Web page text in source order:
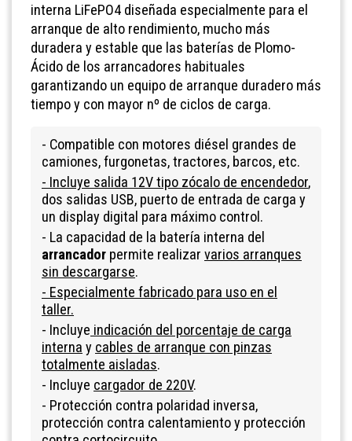
interna LiFePO4 diseñada especialmente para el
arranque de alto rendimiento, mucho más
duradera y estable que las baterías de Plomo-
Ácido de los arrancadores habituales
garantizando un equipo de arranque duradero más
tiempo y con mayor nº de ciclos de carga.
- Compatible con motores diésel grandes de
camiones, furgonetas, tractores, barcos, etc.
- Incluye salida 12V tipo zócalo de encendedor,
dos salidas USB, puerto de entrada de carga y
un display digital para máximo control.
- La capacidad de la batería interna del
arrancador permite realizar varios arranques
sin descargarse.
- Especialmente fabricado para uso en el
taller.
- Incluye indicación del porcentaje de carga
interna y cables de arranque con pinzas
totalmente aisladas.
- Incluye cargador de 220V.
- Protección contra polaridad inversa,
protección contra calentamiento y protección